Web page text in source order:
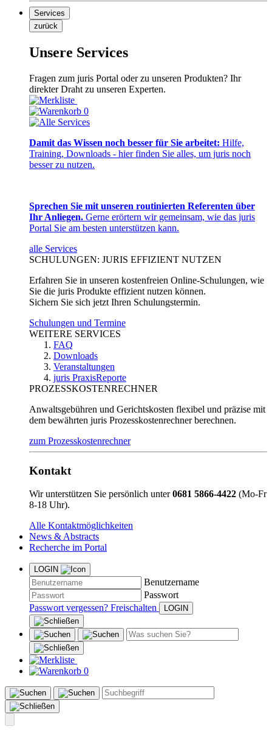
Services
zurück
Unsere Services
Fragen zum juris Portal oder zu unseren Produkten? Ihr
direkter Draht zu unseren Experten.
0
Damit das Wissen noch besser für Sie arbeitet: Hilfe,
Training, Downloads - hier finden Sie alles, um juris noch
besser zu nutzen.
Sprechen Sie mit unseren routinierten Referenten über
Ihr Anliegen. Gerne erörtern wir gemeinsam, wie das juris
Portal Sie am besten unterstützen kann.
alle Services
SCHULUNGEN: JURIS EFFIZIENT NUTZEN
Erfahren Sie in unseren kostenfreien Online-Schulungen, wie
Sie die juris Produkte effizient nutzen können.
Sichern Sie sich jetzt Ihren Schulungstermin.
Schulungen und Termine
WEITERE SERVICES
FAQ
Downloads
Veranstaltungen
juris PraxisReporte
PROZESSKOSTENRECHNER
Anwaltsgebühren und Gerichtskosten flexibel und präzise mit
dem bewährten juris Prozesskostenrechner berechnen.
zum Prozesskostenrechner
Kontakt
Wir unterstützen Sie persönlich unter0681 5866-4422 (Mo-Fr
8-18 Uhr).
Alle Kontaktmöglichkeiten
News & Abstracts
Recherche im Portal
LOGIN
Benutzername
Passwort
Passwort vergessen? Freischalten
0